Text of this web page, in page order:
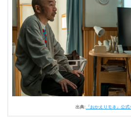
出典: 『おかえりモネ』公式